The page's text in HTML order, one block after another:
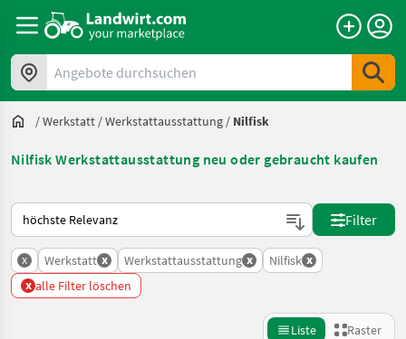
Angebote durchsuchen
/Werkstatt /Werkstattausstattung / Nilfisk
Nilfisk Werkstattausstattung neu oder gebraucht kaufen
So wird auf Landwirt.com sortiert
Filter
x Werkstatt x Werkstattausstattung x Nilfisk x
x alle Filter löschen
Liste Raster